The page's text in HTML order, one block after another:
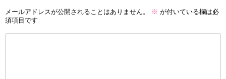
メールアドレスが公開されることはありません。 ※ が付いている欄は必
須項目です